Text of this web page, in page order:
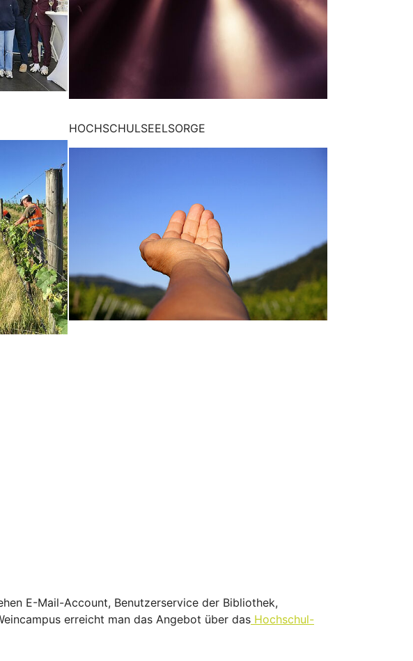
HOCHSCHULSEELSORGE
E-Mail-Account, Benutzerservice der Bibliothek,
erreicht man das Angebot über das Hochschul-